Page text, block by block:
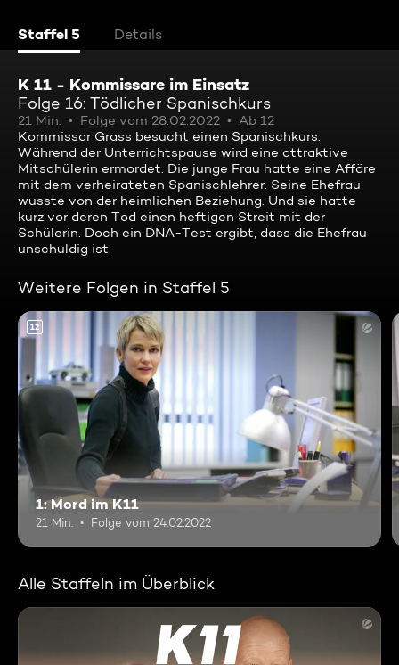
Staffel 5 Details
K 11 - Kommissare im Einsatz
Folge 16: Tödlicher Spanischkurs
21 Min. Folge vom 28.02.2022
Ab 12
Kommissar Grass besucht einen Spanischkurs.
Während der Unterrichtspause wird eine attraktive
Mitschülerin ermordet. Die junge Frau hatte eine Affäre
mit dem verheirateten Spanischlehrer. Seine Ehefrau
wusste von der heimlichen Beziehung. Und sie hatte
kurz vor deren Tod einen heftigen Streit mit der
Schülerin. Doch ein DNA-Test ergibt, dass die Ehefrau
unschuldig ist.
Weitere Folgen in Staffel 5
12
1: Mord im K11
21 Min. Folge vom 24.02.2022
Alle Staffeln im Überblick